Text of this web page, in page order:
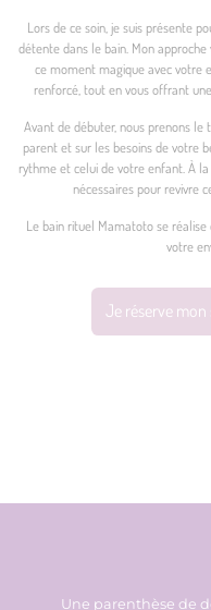
Lors de ce soin, je suis présente
détente dans le bain. Mon
ce moment magique avec votre
renforcé, tout en vous offrant
Avant de débuter, nous prenons le
parent et sur les besoins de votre
rythme et celui de votre enfant. À
nécessaires pour revivre
Le bain rituel Mamatoto se
votre
Je réserve
Une parenthèse de